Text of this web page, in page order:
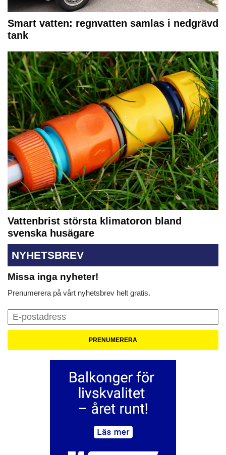
Smart vatten: regnvatten samlas i nedgrävd
tank
Vattenbrist största klimatoron bland
svenska husägare
NYHETSBREV
Missa inga nyheter!
Prenumerera på vårt nyhetsbrev helt gratis.